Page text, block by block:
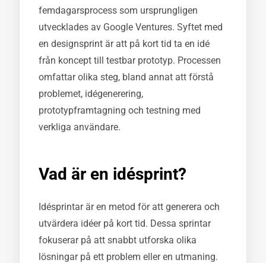
femdagarsprocess som ursprungligen
utvecklades av Google Ventures. Syftet med
en designsprint är att på kort tid ta en idé
från koncept till testbar prototyp. Processen
omfattar olika steg, bland annat att förstå
problemet, idégenerering,
prototypframtagning och testning med
verkliga användare.
Vad är en idésprint?
Idésprintar är en metod för att generera och
utvärdera idéer på kort tid. Dessa sprintar
fokuserar på att snabbt utforska olika
lösningar på ett problem eller en utmaning.